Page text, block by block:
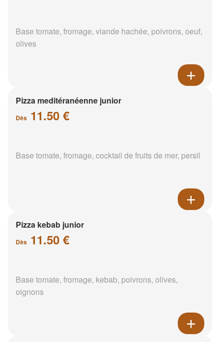
Base tomate, fromage, viande hachée, poivrons, oeuf,
olives
Pizza meditéranéenne junior
Dès 11.50 €
Base tomate, fromage, cocktail de fruits de mer, persil
Pizza kebab junior
Dès 11.50 €
Base tomate, fromage, kebab, poivrons, olives,
oignons